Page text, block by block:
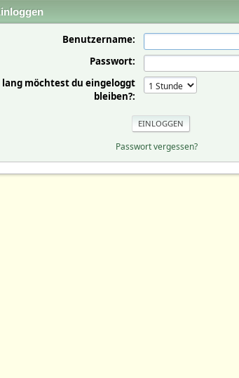
Benutzername:
Passwort:
lang möchtest du eingeloggt
bleiben?:
Passwort vergessen?